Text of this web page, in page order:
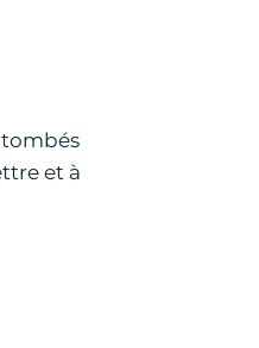
tombés
et à